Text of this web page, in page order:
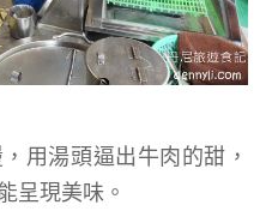
用湯頭逼出牛肉的甜，
呈現美味。